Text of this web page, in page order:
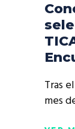
Tras
mes